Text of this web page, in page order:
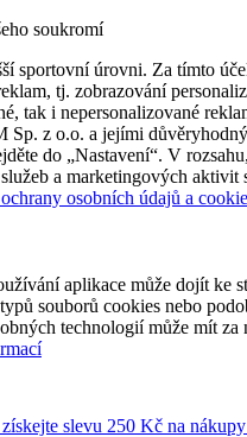
soukromí
sportovní úrovni. Za tímto
tj. zobrazování
tak i nepersonalizované
z o.o. a jejími
do „Nastavení“. V
a marketingových
osobních údajů a
aplikace může dojít ke
souborů cookies nebo
technologií může mít
slevu 250 Kč na